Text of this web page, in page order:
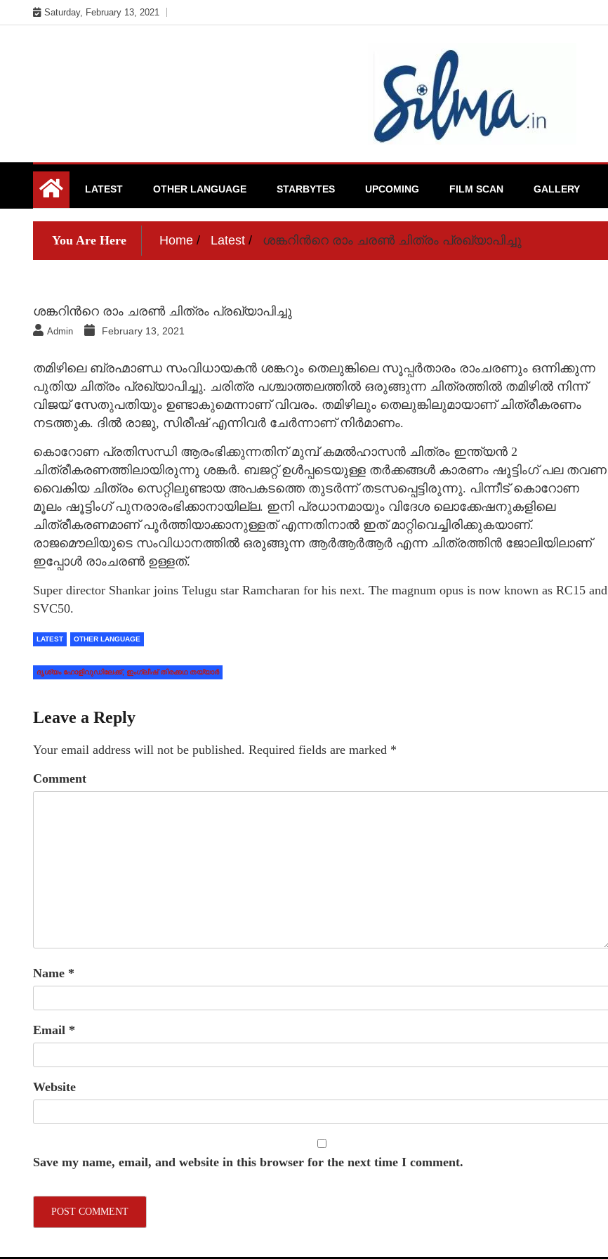
to
Saturday, February 13, 2021
Silma.in
LATEST OTHER LANGUAGE STARBYTES UPCOMING FILM SCAN GALLERY
You Are Here Home Latest ശങ്കറിന്‍റെ രാം ചരണ്‍ ചിത്രം പ്രഖ്യാപിച്ചു
ശങ്കറിന്‍റെ രാം ചരണ്‍ ചിത്രം പ്രഖ്യാപിച്ചു
Admin February 13, 2021
തമിഴിലെ ബ്രഹ്മാണ്ഡ സംവിധായകന്‍ ശങ്കറും തെലുങ്കിലെ സൂപ്പര്‍താരം രാംചരണും ഒന്നിക്കുന്ന
പുതിയ ചിത്രം പ്രഖ്യാപിച്ചു. ചരിത്ര പശ്ചാത്തലത്തില്‍ ഒരുങ്ങുന്ന ചിത്രത്തില്‍ തമിഴില്‍ നിന്ന്
വിജയ് സേതുപതിയും ഉണ്ടാകുമെന്നാണ് വിവരം. തമിഴിലും തെലുങ്കിലുമായാണ് ചിത്രീകരണം
നടത്തുക. ദില്‍ രാജു, സിരീഷ് എന്നിവര്‍ ചേര്‍ന്നാണ് നിര്‍മാണം.
കൊറോണ പ്രതിസന്ധി ആരംഭിക്കുന്നതിന് മുമ്പ് കമല്‍ഹാസന്‍ ചിത്രം ഇന്ത്യന്‍ 2
ചിത്രീകരണത്തിലായിരുന്നു ശങ്കര്‍. ബജറ്റ് ഉള്‍പ്പടെയുള്ള തര്‍ക്കങ്ങള്‍ കാരണം ഷൂട്ടിംഗ് പല തവണ
വൈകിയ ചിത്രം സെറ്റിലുണ്ടായ അപകടത്തെ തുടര്‍ന്ന് തടസപ്പെട്ടിരുന്നു. പിന്നീട് കൊറോണ
മൂലം ഷൂട്ടിംഗ് പുനരാരംഭിക്കാനായില്ല. ഇനി പ്രധാനമായും വിദേശ ലൊക്കേഷനുകളിലെ
ചിത്രീകരണമാണ് പൂര്‍ത്തിയാക്കാനുള്ളത് എന്നതിനാല്‍ ഇത് മാറ്റിവെച്ചിരിക്കുകയാണ്.
രാജമൌലിയുടെ സംവിധാനത്തില്‍ ഒരുങ്ങുന്ന ആര്‍ആര്‍ആര്‍ എന്ന ചിത്രത്തിന്‍ ജോലിയിലാണ്
ഇപ്പോള്‍ രാംചരണ്‍ ഉള്ളത്.
Super director Shankar joins Telugu star Ramcharan for his next. The magnum opus is now known as RC15 and
SVC50.
LATEST OTHER LANGUAGE
ദൃശ്യം ഹോളിവുഡിലേക്ക്, ഇംഗ്ലീഷ് തിരക്കഥ തയ്യാര്‍
Leave a Reply
Your email address will not be published. Required fields are marked *
Comment
Name *
Email *
Website
Save my name, email, and website in this browser for the next time I comment.